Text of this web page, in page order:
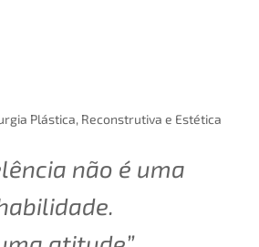
Plástica, Reconstrutiva e Estética
não é uma